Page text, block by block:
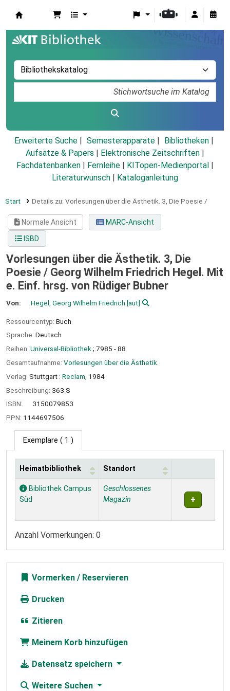
Erweiterte Suche Semesterapparate
Bibliotheken
Aufsätze & Papers
Elektronische Zeitschriften
Fachdatenbanken
Fernleihe KITopen-Medienportal
Literaturwunsch
Kataloganleitung
Start Details zu: Vorlesungen über die Ästhetik. 3, Die Poesie /
Normale Ansicht
MARC-Ansicht
ISBD
Vorlesungen über die Ästhetik. 3, Die
Poesie / Georg Wilhelm Friedrich Hegel. Mit
e. Einf. hrsg. von Rüdiger Bubner
Von: Hegel, Georg Wilhelm Friedrich [aut]
Ressourcentyp: Buch
Sprache: Deutsch
Reihen: Universal-Bibliothek ; 7985 - 88
Gesamtaufnahme: Vorlesungen über die Ästhetik.
Verlag: Stuttgart : Reclam, 1984
Beschreibung: 363 S
ISBN:
3150079853
PPN: 1144697506
Exemplare ( 1 )
Exemplare
Heimatbibliothek Standort
Bibliothek Campus
Süd
Geschlossenes
Magazin
Anzahl Vormerkungen: 0
Vormerken
Drucken
Zitieren
Meinem Korb hinzufügen
Datensatz speichern
Weitere Suchen